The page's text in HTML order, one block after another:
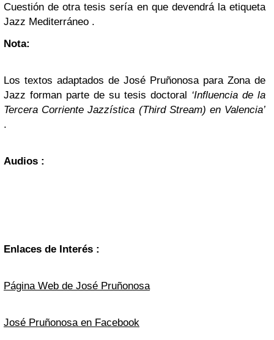
Cuestión de otra tesis sería en que devendrá la etiqueta
Jazz Mediterráneo .
Nota:
Los textos adaptados de José Pruñonosa para Zona de
Jazz forman parte de su tesis doctoral ‘Influencia de la
Tercera Corriente Jazzística (Third Stream) en Valencia’
.
Audios :
Enlaces de Interés :
Página Web de José Pruñonosa
José Pruñonosa en Facebook